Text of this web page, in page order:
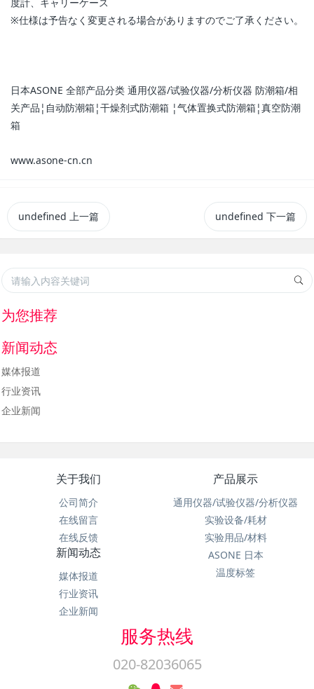
※仕様は予告なく変更される場合がありますのでご了承ください。
日本ASONE 全部产品分类 通用仪器/试验仪器/分析仪器 防潮箱/相
关产品¦自动防潮箱¦干燥剂式防潮箱 ¦气体置换式防潮箱¦真空防潮
箱
www.asone-cn.cn
undefined 上一篇 undefined 下一篇
为您推荐
新闻动态
媒体报道
行业资讯
企业新闻
关于我们
公司简介
在线留言
在线反馈
产品展示
通用仪器/试验仪器/分析仪器
实验设备/耗材
实验用品/材料
ASONE 日本
温度标签
新闻动态
媒体报道
行业资讯
企业新闻
服务热线
020-82036065